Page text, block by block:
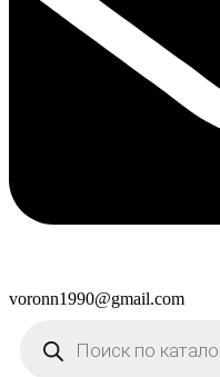
voronn1990@gmail.com
товаров